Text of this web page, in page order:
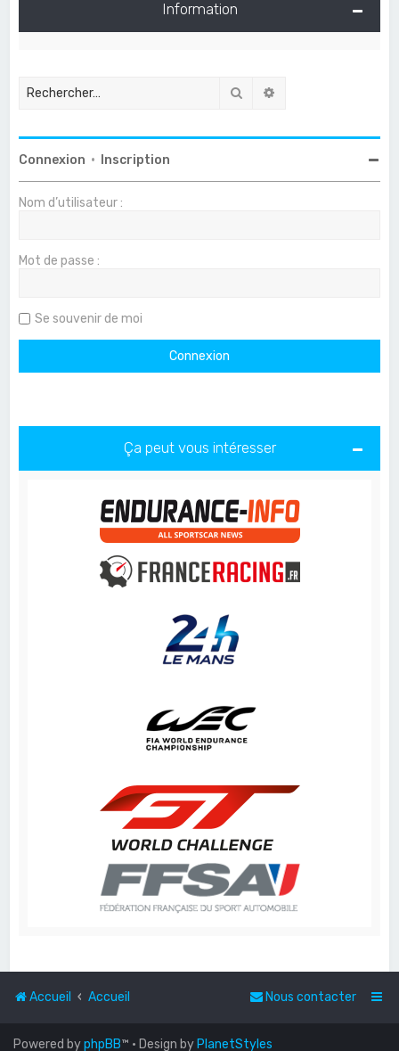
Information
Rechercher
Connexion • Inscription
Nom d’utilisateur :
Mot de passe :
Se souvenir de moi
Ça peut vous intéresser
Accueil Accueil Nous contacter
Powered byphpBB™ • Design by PlanetStyles